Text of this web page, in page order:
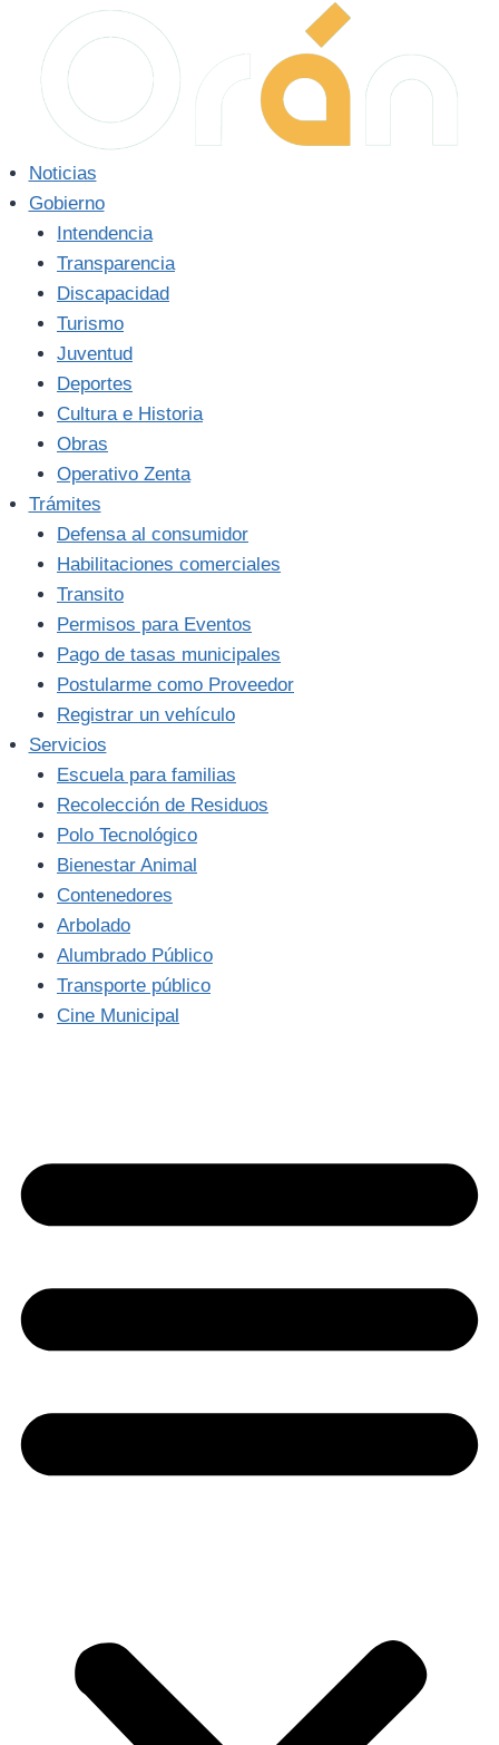
contenido
Noticias
Gobierno
Intendencia
Transparencia
Discapacidad
Turismo
Juventud
Deportes
Cultura e Historia
Obras
Operativo Zenta
Trámites
Defensa al consumidor
Habilitaciones comerciales
Transito
Permisos para Eventos
Pago de tasas municipales
Postularme como Proveedor
Registrar un vehículo
Servicios
Escuela para familias
Recolección de Residuos
Polo Tecnológico
Bienestar Animal
Contenedores
Arbolado
Alumbrado Público
Transporte público
Cine Municipal